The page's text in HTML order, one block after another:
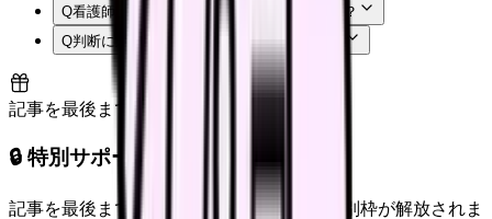
Q看護師はまず何から確認すればよいですか？
Q判断に迷う場合はどうすればよいですか？
記事を最後まで読むと解放
🔒 特別サポート枠（未開放）
記事を最後まで読むと、転職サポートの特別枠が解放されま